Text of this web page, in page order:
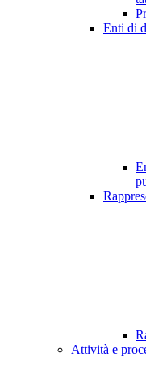
Enti di
Attività e